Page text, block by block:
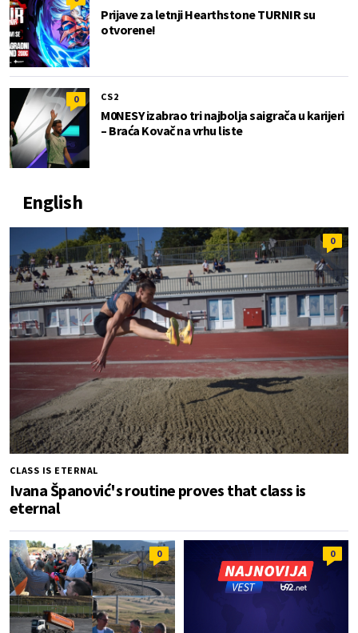
Prijave za letnji Hearthstone TURNIR su
otvorene!
0 CS2
M0NESY izabrao tri najbolja saigrača u karijeri
– Braća Kovač na vrhu liste
English
0
CLASS IS ETERNAL
Ivana Španović's routine proves that class is
eternal
0 0